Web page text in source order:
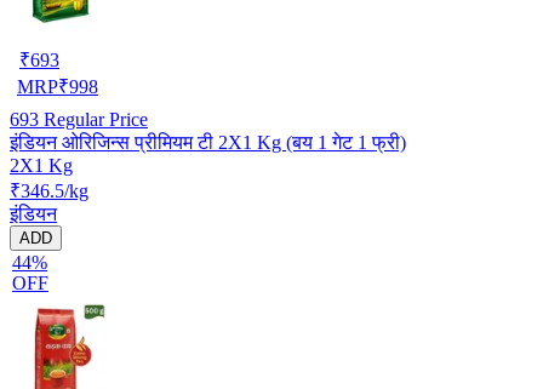
₹693
MRP₹998
693 Regular Price
इंडियन ओरिजिन्स प्रीमियम टी 2X1 Kg (बय 1 गेट 1 फ्री)
2X1 Kg
₹346.5/kg
इंडियन
ADD
44%
OFF